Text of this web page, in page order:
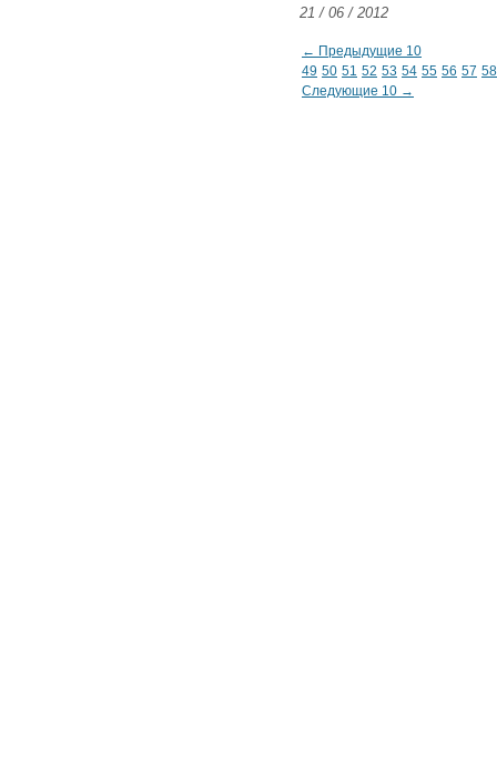
21 / 06 / 2012
← Предыдущие 10
49 50 51 52 53 54 55 56 57 58
Следующие 10 →